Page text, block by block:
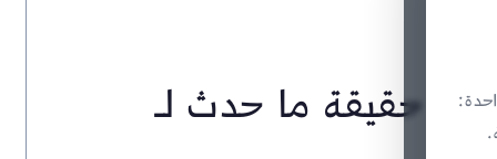
ما حقيقة ما حدث لـ